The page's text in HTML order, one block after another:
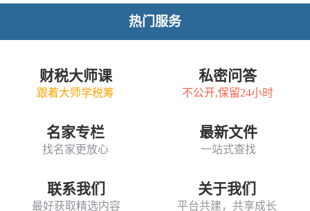
热门服务
财税大师课
跟着大师学税筹
私密问答
不公开,保留24小时
名家专栏
找名家更放心
最新文件
一站式查找
联系我们
最好获取精选内容
关于我们
平台共建，共享成长